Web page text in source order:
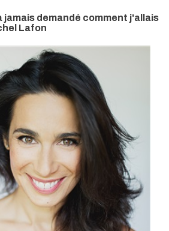
jamais demandé comment j'allais
Lafon